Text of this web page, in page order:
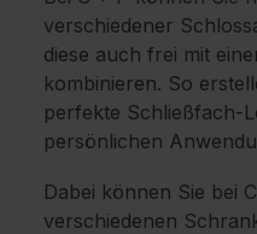
verschiedener
diese auch frei mit
kombinieren. So
perfekte Schließfach-
persönlichen
Dabei können Sie bei
verschiedenen